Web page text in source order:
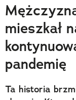
Trendbook
Polecane
mieszkał
pandemię
Ta historia